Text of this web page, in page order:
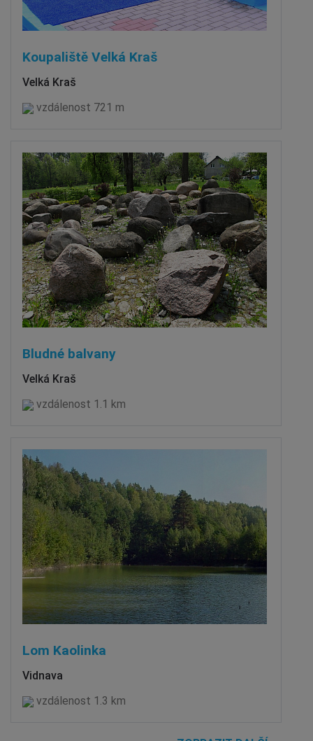
Koupaliště Velká Kraš
Velká Kraš
vzdálenost 721 m
Bludné balvany
Velká Kraš
vzdálenost 1.1 km
Lom Kaolinka
Vidnava
vzdálenost 1.3 km